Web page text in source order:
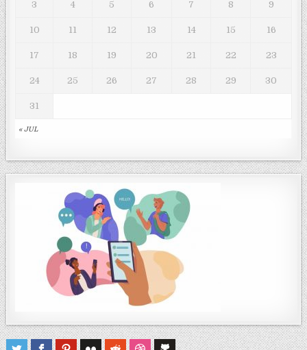
« JUL
3 4 5 6 7 8 9
10 11 12 13 14 15 16
17 18 19 20 21 22 23
24 25 26 27 28 29 30
31